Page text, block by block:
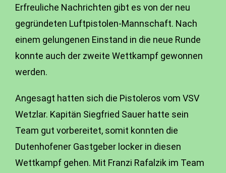
Erfreuliche Nachrichten gibt es von der neu
gegründeten Luftpistolen-Mannschaft. Nach
einem gelungenen Einstand in die neue Runde
konnte auch der zweite Wettkampf gewonnen
werden.
Angesagt hatten sich die Pistoleros vom VSV
Wetzlar. Kapitän Siegfried Sauer hatte sein
Team gut vorbereitet, somit konnten die
Dutenhofener Gastgeber locker in diesen
Wettkampf gehen. Mit Franzi Rafalzik im Team